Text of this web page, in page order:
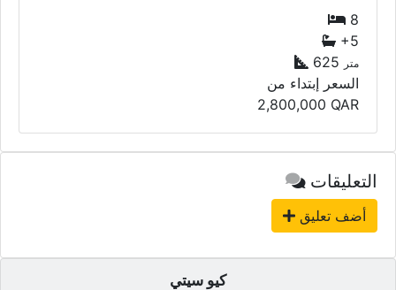
8
+5
625 متر
السعر إبتداء من
2,800,000 QAR
التعليقات
أضف تعليق
كيو سيتي